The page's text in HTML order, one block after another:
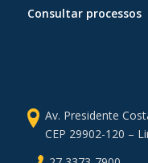
Consultar processos
Av. Presidente
CEP 29902-120 –